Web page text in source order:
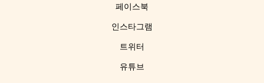
페이스북
인스타그램
트위터
유튜브